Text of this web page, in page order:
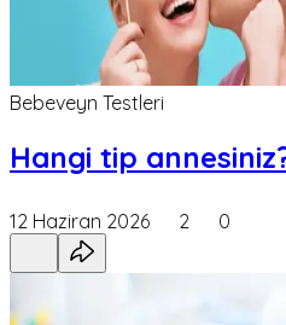
Bebeveyn Testleri
Hangi tip
12 Haziran 2026 2 0